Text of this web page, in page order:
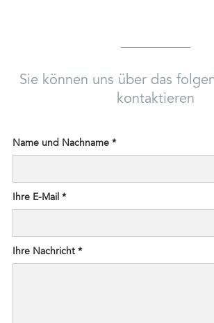
Sie können uns über das
kontaktieren
Name und Nachname *
Ihre E-Mail *
Ihre Nachricht *